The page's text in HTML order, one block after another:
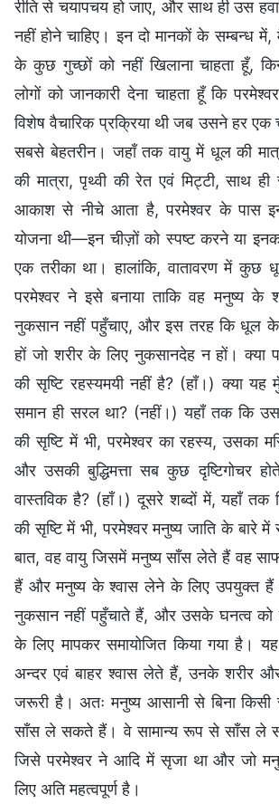
रीति से चयापचय हो जाए, और साथ ही उस
नहीं होने चाहिए। इन दो मानकों के सम्बन्ध में,
के कुछ गुच्छों को नहीं खिलाना चाहता हूँ,
लोगों को जानकारी देना चाहता हूँ कि
विशेष वैचारिक प्रक्रिया थी जब उसने हर एक
सबसे बेहतरीन। जहाँ तक वायु में धूल की
की मात्रा, पृथ्वी की रेत एवं मिट्टी, साथ
आकाश से नीचे आता है, परमेश्वर के पास
योजना थी—इन चीज़ों को स्पष्ट करने या
एक तरीका था। हालांकि, वातावरण में कुछ
परमेश्वर ने इसे बनाया ताकि वह मनुष्य के
नुकसान नहीं पहुँचाए, और इस तरह कि
हों जो शरीर के लिए नुकसानदेह न हों। क्या
की सृष्टि रहस्यमयी नहीं है? (हाँ।) क्या
समान ही सरल था? (नहीं।) यहाँ तक कि
की सृष्टि में भी, परमेश्वर का रहस्य, उसका
और उसकी बुद्धिमत्ता सब कुछ दृष्टिगोचर
वास्तविक है? (हाँ।) दूसरे शब्दों में, यहाँ
की सृष्टि में भी, परमेश्वर मनुष्य जाति के बारे में
बात, वह वायु जिसमें मनुष्य साँस लेते हैं वह
हैं और मनुष्य के श्वास लेने के लिए उपयुक्त हैं
नुकसान नहीं पहुँचाते हैं, और उसके घनत्व को
के लिए मापकर समायोजित किया गया है।
अन्दर एवं बाहर श्वास लेते हैं, उनके शरीर
जरूरी है। अतः मनुष्य आसानी से बिना किसी
साँस ले सकते हैं। वे सामान्य रूप से साँस ले
जिसे परमेश्वर ने आदि में सृजा था और जो
लिए अति महत्वपूर्ण है।